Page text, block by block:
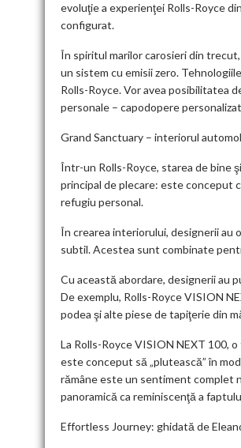
evoluţie a experienţei Rolls-Royce
configurat.
În spiritul marilor carosieri din
un sistem cu emisii zero.
Rolls-Royce. Vor avea posibilitatea
personale – capodopere
Grand Sanctuary – interiorul
Într-un Rolls-Royce, starea de bine
principal de plecare: este conceput
refugiu personal.
În crearea interiorului, designerii au
subtil. Acestea sunt combinate
Cu această abordare, designerii au
De exemplu, Rolls-Royce VISION
podea şi alte piese de tapiţerie din
La Rolls-Royce VISION NEXT 100,
este conceput să „plutească” în
rămâne este un sentiment complet
panoramică ca reminiscenţă a
Effortless Journey: ghidată de